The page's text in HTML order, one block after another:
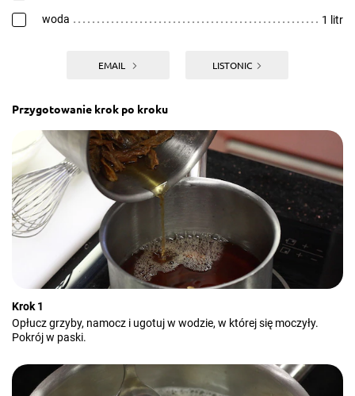
woda 1 litr
EMAIL LISTONIC
Przygotowanie krok po kroku
Krok 1
Opłucz grzyby, namocz i ugotuj w wodzie, w której się moczyły.
Pokrój w paski.